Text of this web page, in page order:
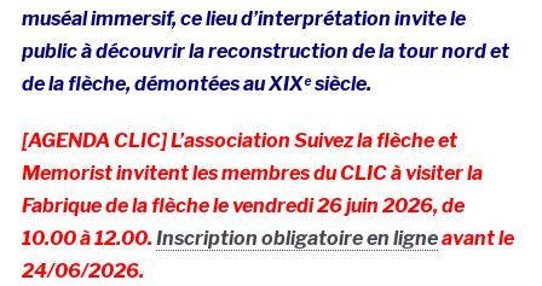
muséal immersif, ce lieu d’interprétation invite le
public à découvrir la reconstruction de la tour nord et
de la flèche, démontées au XIXᵉ siècle.
[AGENDA CLIC] L’association Suivez la flèche et
Memorist invitent les membres du CLIC à visiter la
Fabrique de la flèche le vendredi 26 juin 2026, de
10.00 à 12.00. Inscription obligatoire en ligneavant le
24/06/2026.